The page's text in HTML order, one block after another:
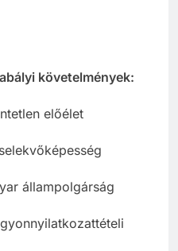
követelmények: